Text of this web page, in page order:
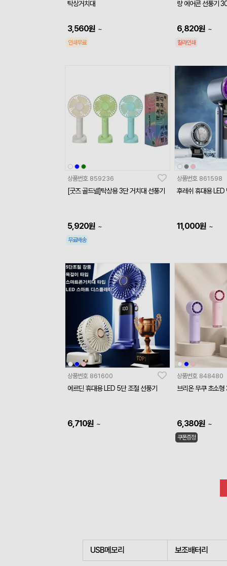
탁상거치대
3,560원 ~
인쇄무료
량 에어콘 선풍기
6,820원 ~
칼라인쇄
상품번호 859236
[굿즈 골드넬]탁상용 3단 거치대 선풍기
5,920원 ~
무료배송
상품번호 861598
후레쉬 휴대용 LED
11,000원 ~
상품번호 861600
에르딘 휴대용 LED 5단 조절 선풍기
6,710원 ~
상품번호 848480
브리온 무쿠 초소
6,380원 ~
쿠폰증정
USB메모리 보조배터리